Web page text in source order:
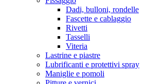
Dadi, bulloni, rondelle
Fascette e cablaggio
Rivetti
Tasselli
Viteria
Lastrine e piastre
Lubrificanti e protettivi spray
Maniglie e pomoli